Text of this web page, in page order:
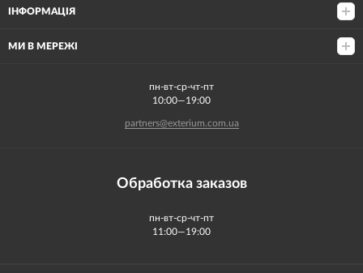
ІНФОРМАЦІЯ
МИ В МЕРЕЖІ
пн-вт-ср-чт-пт
10:00—19:00
partners@exterium.com.ua
Обработка заказов
пн-вт-ср-чт-пт
11:00—19:00